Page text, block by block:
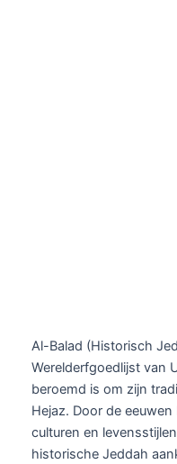
Al-Balad (Historisch
Werelderfgoedlijst van
beroemd is om zijn
Hejaz. Door de
culturen en
historische Jeddah